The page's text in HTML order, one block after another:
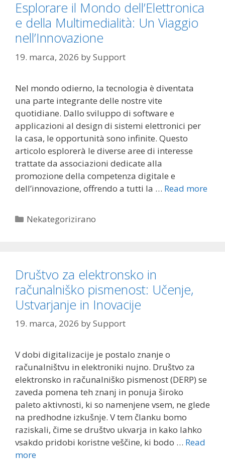
Esplorare il Mondo dell’Elettronica
e della Multimedialità: Un Viaggio
nell’Innovazione
19. marca, 2026 bySupport
Nel mondo odierno, la tecnologia è diventata
una parte integrante delle nostre vite
quotidiane. Dallo sviluppo di software e
applicazioni al design di sistemi elettronici per
la casa, le opportunità sono infinite. Questo
articolo esplorerà le diverse aree di interesse
trattate da associazioni dedicate alla
promozione della competenza digitale e
dell’innovazione, offrendo a tutti la … Read more
Categories
Nekategorizirano
Društvo za elektronsko in
računalniško pismenost: Učenje,
Ustvarjanje in Inovacije
19. marca, 2026 bySupport
V dobi digitalizacije je postalo znanje o
računalništvu in elektroniki nujno. Društvo za
elektronsko in računalniško pismenost (DERP) se
zaveda pomena teh znanj in ponuja široko
paleto aktivnosti, ki so namenjene vsem, ne glede
na predhodne izkušnje. V tem članku bomo
raziskali, čime se društvo ukvarja in kako lahko
vsakdo pridobi koristne veščine, ki bodo … Read
more